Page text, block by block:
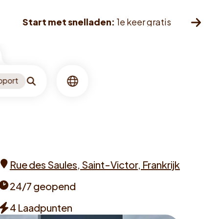
Start met snelladen: 1e keer gratis
Zoeken Taal
Rue des Saules, Saint-Victor, Frankrijk
times
24/7 geopend
4 Laadpunten